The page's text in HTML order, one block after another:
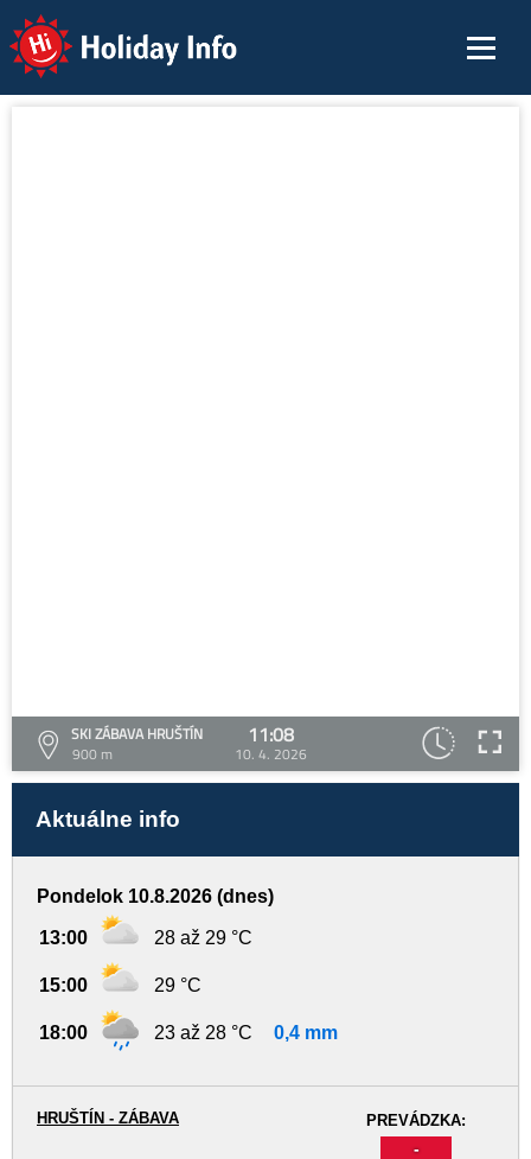
Holiday Info
SKI ZÁBAVA HRUŠTÍN
900 m
11:08
10. 4. 2026
Aktuálne info
Pondelok 10.8.2026 (dnes)
13:00 28 až 29 °C
15:00 29 °C
18:00 23 až 28 °C 0,4 mm
PREVÁDZKA:
-
HRUŠTÍN - ZÁBAVA